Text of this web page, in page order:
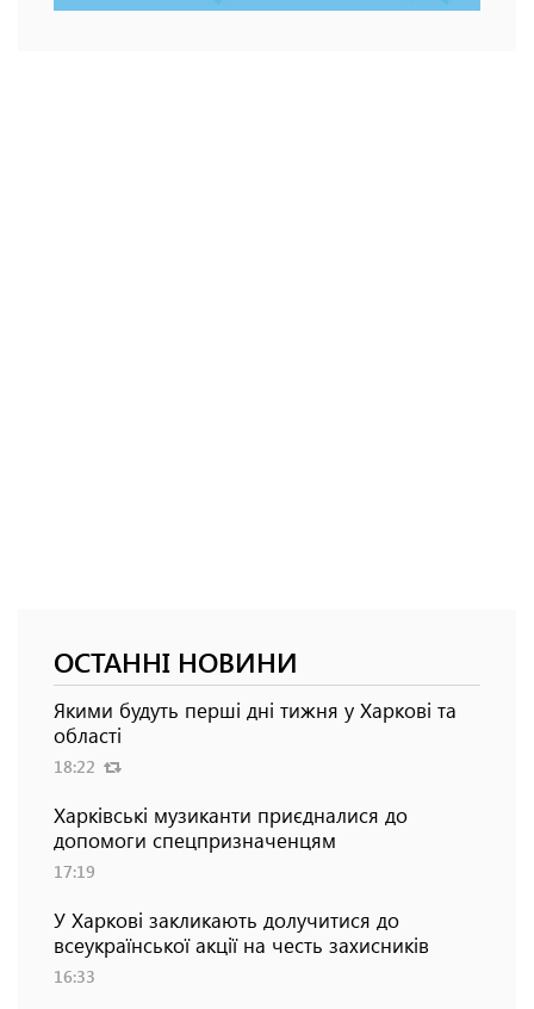
ОСТАННІ НОВИНИ
Якими будуть перші дні тижня у Харкові та
області
18:22
Харківські музиканти приєдналися до
допомоги спецпризначенцям
17:19
У Харкові закликають долучитися до
всеукраїнської акції на честь захисників
16:33